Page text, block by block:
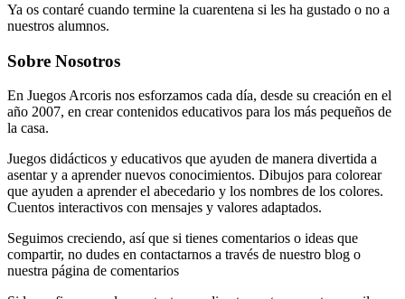
Ya os contaré cuando termine la cuarentena si les ha gustado o no a
nuestros alumnos.
Sobre Nosotros
En Juegos Arcoris nos esforzamos cada día, desde su creación en el
año 2007, en crear contenidos educativos para los más pequeños de
la casa.
Juegos didácticos y educativos que ayuden de manera divertida a
asentar y a aprender nuevos conocimientos. Dibujos para colorear
que ayuden a aprender el abecedario y los nombres de los colores.
Cuentos interactivos con mensajes y valores adaptados.
Seguimos creciendo, así que si tienes comentarios o ideas que
compartir, no dudes en contactarnos a través de nuestro blog o
nuestra página de comentarios